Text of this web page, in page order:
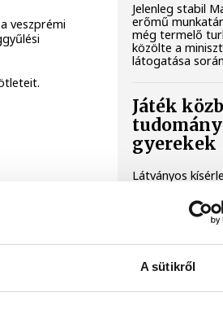
A sütikről
veszprémi
Jelenleg stabil
erőmű
még termelő
közölte a
látogatása
Játék
gyerekek
Látványos
élmény várja a
Labsben.
vezetője
Augusztus